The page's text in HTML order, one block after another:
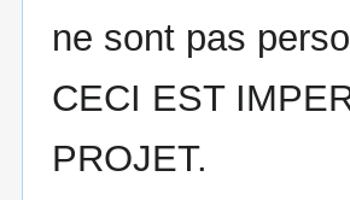
ne sont pas
CECI EST
PROJET.